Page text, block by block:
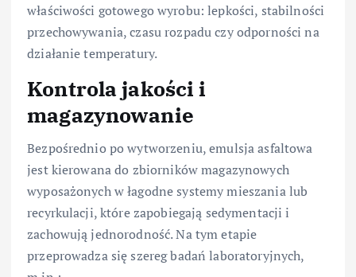
właściwości gotowego wyrobu: lepkości, stabilności
przechowywania, czasu rozpadu czy odporności na
działanie temperatury.
Kontrola jakości i
magazynowanie
Bezpośrednio po wytworzeniu, emulsja asfaltowa
jest kierowana do zbiorników magazynowych
wyposażonych w łagodne systemy mieszania lub
recyrkulacji, które zapobiegają sedymentacji i
zachowują jednorodność. Na tym etapie
przeprowadza się szereg badań laboratoryjnych,